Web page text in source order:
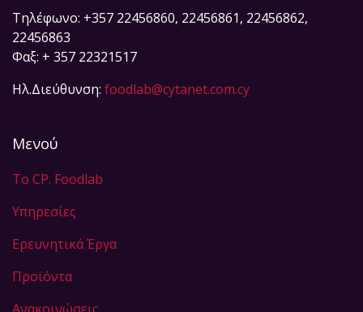
Τηλέφωνο: +357 22456860, 22456861, 22456862,
22456863
Φαξ: + 357 22321517
Ηλ.Διεύθυνση: foodlab@cytanet.com.cy
Μενού
Το CP. Foodlab
Υπηρεσίες
Eρευνητικά Έργα
Προϊόντα